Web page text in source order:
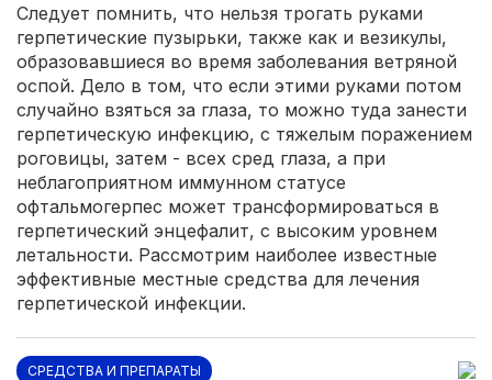
Следует помнить, что нельзя трогать руками
герпетические пузырьки, также как и везикулы,
образовавшиеся во время заболевания ветряной
оспой. Дело в том, что если этими руками потом
случайно взяться за глаза, то можно туда занести
герпетическую инфекцию, с тяжелым поражением
роговицы, затем - всех сред глаза, а при
неблагоприятном иммунном статусе
офтальмогерпес может трансформироваться в
герпетический энцефалит, с высоким уровнем
летальности. Рассмотрим наиболее известные
эффективные местные средства для лечения
герпетической инфекции.
СРЕДСТВА И ПРЕПАРАТЫ